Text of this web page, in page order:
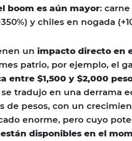
boom es aún mayor:
y chiles en nogada
un impacto directo en
patrio, por ejemplo, el
entre $1,500 y $2,000
tradujo en una derrama
de pesos, con un
enorme, pero cuyo
disponibles en el